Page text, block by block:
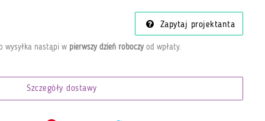
Zapytaj projektanta
wysyłka nastąpi w pierwszy dzień roboczyod wpłaty.
Szczegóły dostawy